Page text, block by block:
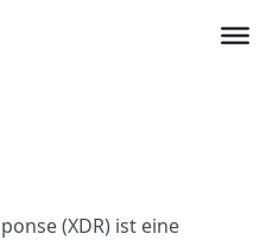
(XDR) ist eine